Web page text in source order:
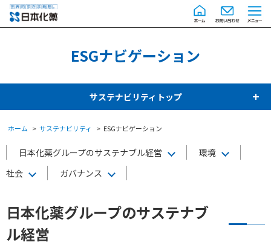
ESGナビゲーション
ホーム サステナビリティ ESGナビゲーション
日本化薬グループのサステナブル経営
環境
社会
ガバナンス
日本化薬グループのサステナブ
ル経営
サステナビリティトップ